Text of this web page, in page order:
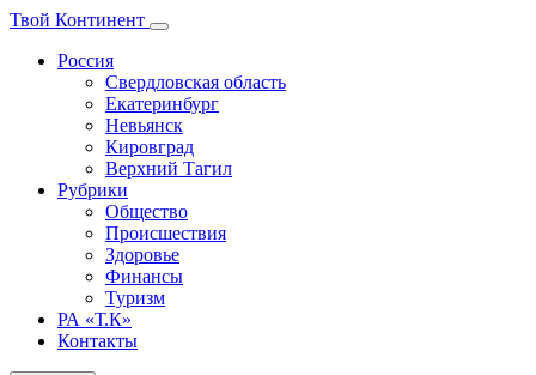
Твой Континент
Россия
Свердловская область
Екатеринбург
Невьянск
Кировград
Верхний Тагил
Рубрики
Общество
Происшествия
Здоровье
Финансы
Туризм
РА «Т.К»
Контакты